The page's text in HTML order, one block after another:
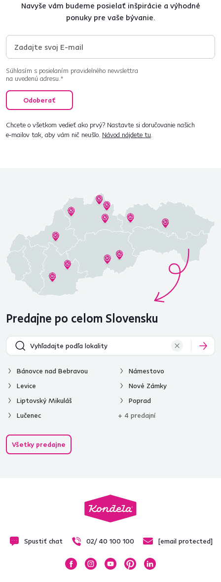
Navyše vám budeme posielať inšpirácie a výhodné
ponuky pre vaše bývanie.
Súhlasím s posielaním pravidelného newslettra
na uvedenú adresu.*
Odoberať
Chcete o všetkom vedieť ako prvý? Nastavte si doručovanie našich
e‑mailov tak, aby vám nič neušlo. Návod nájdete tu.
Predajne po celom Slovensku
Bánovce nad Bebravou
Levice
Liptovský Mikuláš
Lučenec
Námestovo
Nové Zámky
Poprad
+ 4 predajní
Všetky predajne
Spustiť chat 02/ 40 100 100 [email protected]